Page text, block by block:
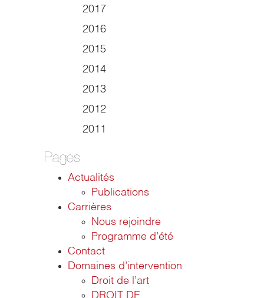
2017
2016
2015
2014
2013
2012
2011
Pages
Actualités
Publications
Carrières
Nous rejoindre
Programme d’été
Contact
Domaines d’intervention
Droit de l’art
DROIT DE